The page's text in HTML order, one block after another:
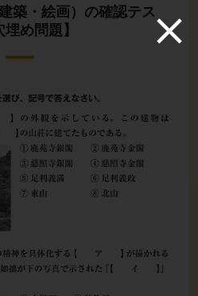
築・絵画）の確認テス
埋め問題】